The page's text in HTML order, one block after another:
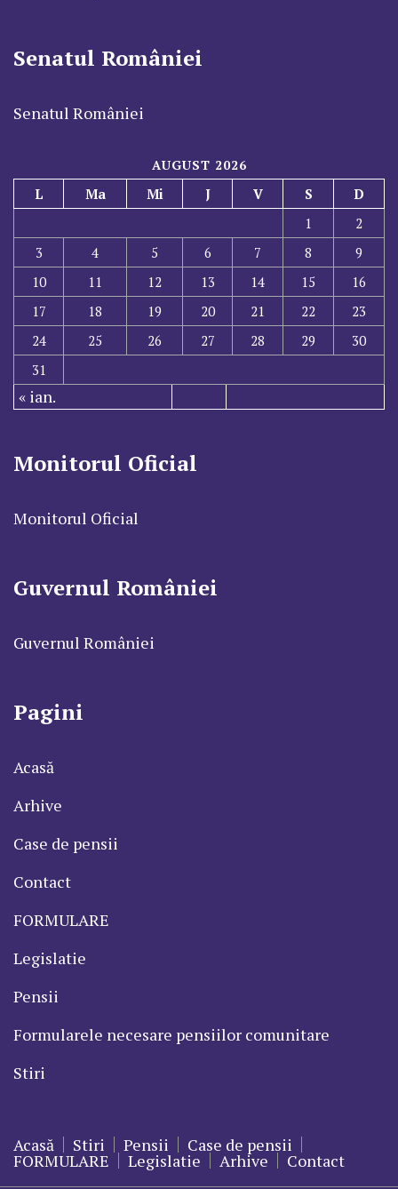
Senatul României
Senatul României
AUGUST 2026
L Ma Mi J V S
D
1
2
3
4 5 6 7 8
9
10
11 12 13 14 15
16
17
18 19 20 21 22
23
24
25 26 27 28 29
30
31
« ian.
Monitorul Oficial
Monitorul Oficial
Guvernul României
Guvernul României
Pagini
Acasă
Arhive
Case de pensii
Contact
FORMULARE
Legislatie
Pensii
Formularele necesare pensiilor comunitare
Stiri
Acasă Stiri Pensii Case de pensii
FORMULARE Legislatie Arhive Contact